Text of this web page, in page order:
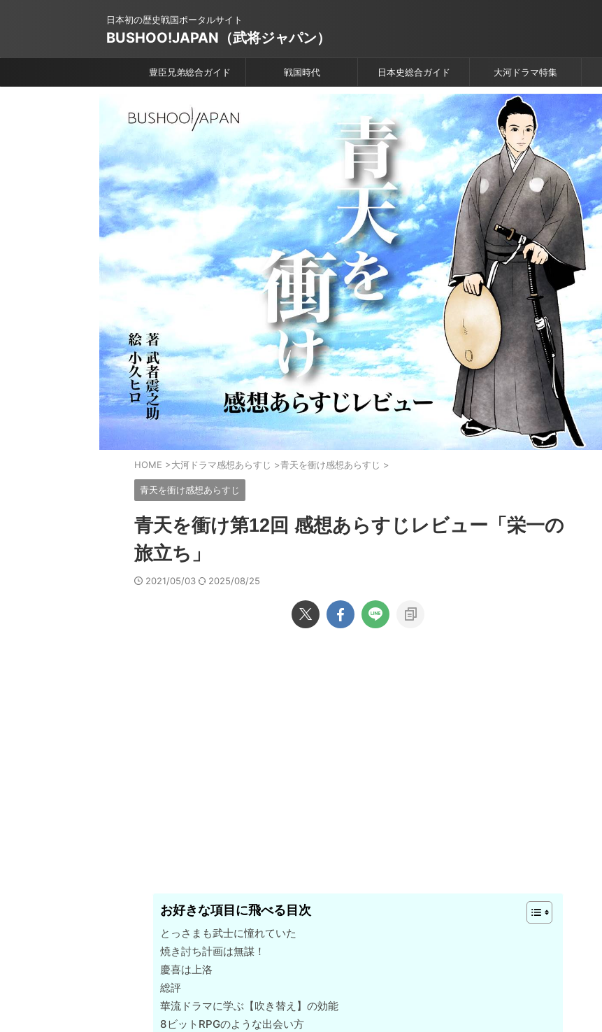
日本初の歴史戦国ポータルサイト
BUSHOO!JAPAN（武将ジャパン）
豊臣兄弟総合ガイド 戦国時代 日本史総合ガイド 大河ドラマ特集
HOME >大河ドラマ感想あらすじ >青天を衝け感想あらすじ >
青天を衝け感想あらすじ
青天を衝け第12回 感想あらすじレビュー「栄一の
旅立ち」
2021/05/03 2025/08/25
お好きな項目に飛べる目次
とっさまも武士に憧れていた
焼き討ち計画は無謀！
慶喜は上洛
総評
華流ドラマに学ぶ【吹き替え】の効能
8ビットRPGのような出会い方